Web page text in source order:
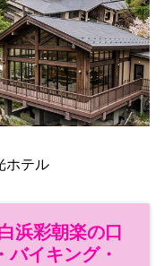
ホテル
浜彩朝楽の口
バイキング・